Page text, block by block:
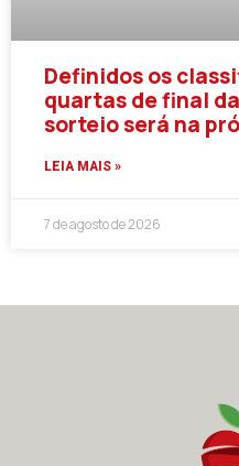
Definidos os
quartas de final
sorteio será na
LEIA MAIS »
7 de agosto de 2026